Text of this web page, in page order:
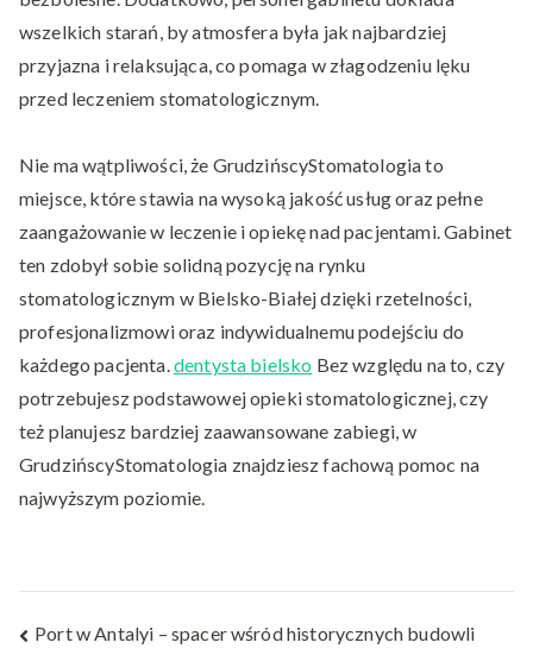
wszelkich starań, by atmosfera była jak najbardziej
przyjazna i relaksująca, co pomaga w złagodzeniu lęku
przed leczeniem stomatologicznym.
Nie ma wątpliwości, że GrudzińscyStomatologia to
miejsce, które stawia na wysoką jakość usług oraz pełne
zaangażowanie w leczenie i opiekę nad pacjentami. Gabinet
ten zdobył sobie solidną pozycję na rynku
stomatologicznym w Bielsko-Białej dzięki rzetelności,
profesjonalizmowi oraz indywidualnemu podejściu do
każdego pacjenta.dentysta bielsko Bez względu na to, czy
potrzebujesz podstawowej opieki stomatologicznej, czy
też planujesz bardziej zaawansowane zabiegi, w
GrudzińscyStomatologia znajdziesz fachową pomoc na
najwyższym poziomie.
Nawigacja
Port w Antalyi – spacer wśród historycznych budowli